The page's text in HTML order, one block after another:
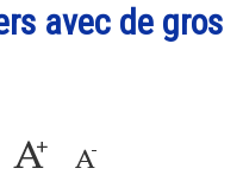
avec de gros